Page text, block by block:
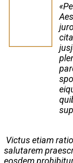
Victus etiam
salutarem
eosdem